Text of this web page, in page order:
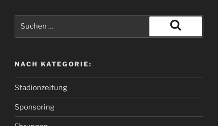
NACH KATEGORIE:
Stadionzeitung
Sponsoring